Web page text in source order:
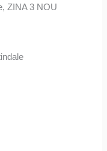
ZINA 3 NOU